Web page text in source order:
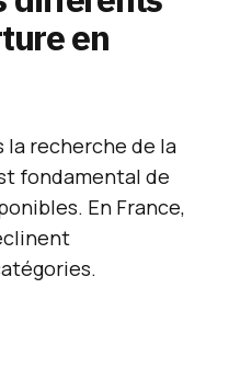
en
la recherche de la
fondamental de
En France,